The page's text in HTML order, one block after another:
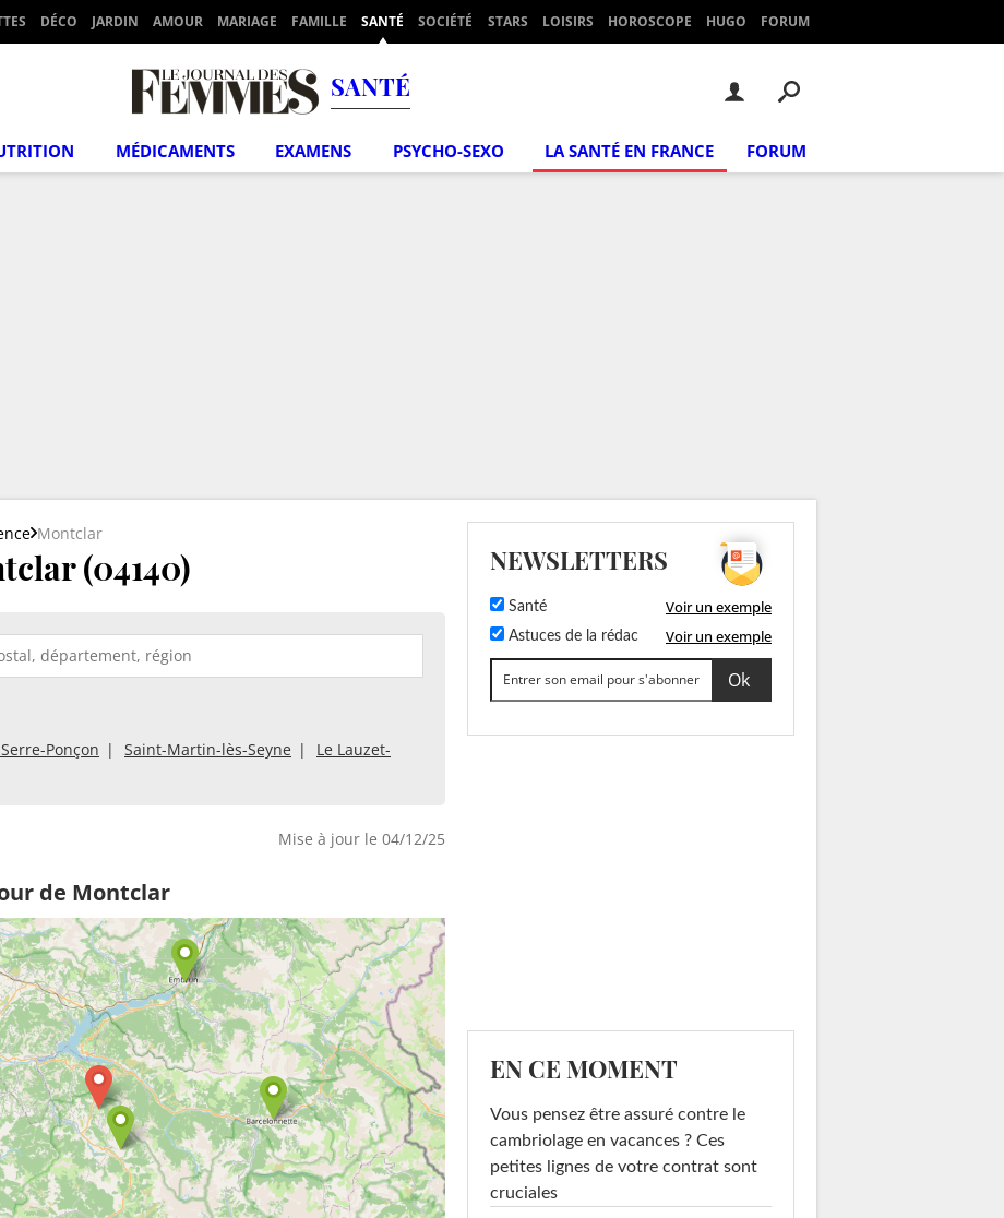
DÉCO JARDIN AMOUR MARIAGE FAMILLE SANTÉ SOCIÉTÉ STARS LOISIRS HOROSCOPE HUGO FORUM
SANTÉ
MÉDICAMENTS EXAMENS PSYCHO-SEXO LA SANTÉ EN FRANCE FORUM
Montclar
(04140)
Ponçon Saint-Martin-lès-Seyne
Le Lauzet-
Mise à jour le 04/12/25
de Montclar
NEWSLETTERS
Santé Voir un exemple
Astuces de la rédac Voir un exemple
EN CE MOMENT
Vous pensez être assuré contre le
cambriolage en vacances ? Ces
petites lignes de votre contrat sont
cruciales